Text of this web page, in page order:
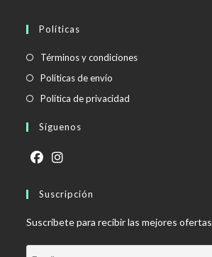
Políticas
Términos y condicionesSe
Políticas de envío
abre
Política de privacidad
Síguenos
abre
una
nueva
abre
una
nueva
Suscripción
Suscríbete para recibir las mejores ofertas